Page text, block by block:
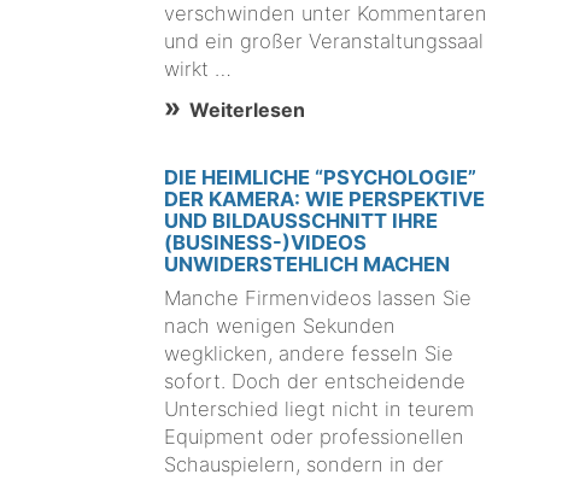
verschwinden unter Kommentaren
und ein großer Veranstaltungssaal
wirkt …
Weiterlesen
DIE HEIMLICHE “PSYCHOLOGIE”
DER KAMERA: WIE PERSPEKTIVE
UND BILDAUSSCHNITT IHRE
(BUSINESS-)VIDEOS
UNWIDERSTEHLICH MACHEN
Manche Firmenvideos lassen Sie
nach wenigen Sekunden
wegklicken, andere fesseln Sie
sofort. Doch der entscheidende
Unterschied liegt nicht in teurem
Equipment oder professionellen
Schauspielern, sondern in der